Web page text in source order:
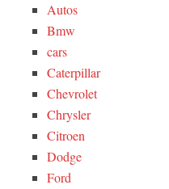
Autos
Bmw
cars
Caterpillar
Chevrolet
Chrysler
Citroen
Dodge
Ford